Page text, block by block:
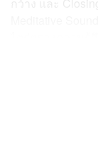
‘เป็น อยู่ คือ (เรา